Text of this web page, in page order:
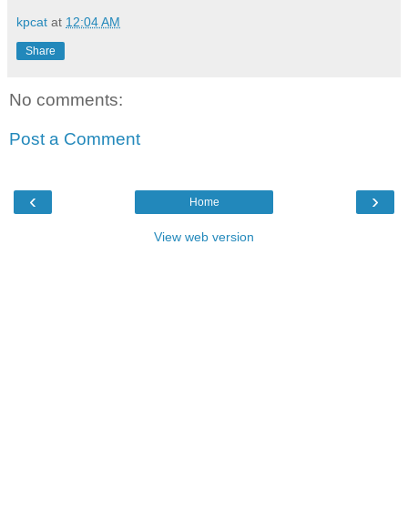
kpcat at 12:04 AM
Share
No comments:
Post a Comment
‹ ›
Home
View web version